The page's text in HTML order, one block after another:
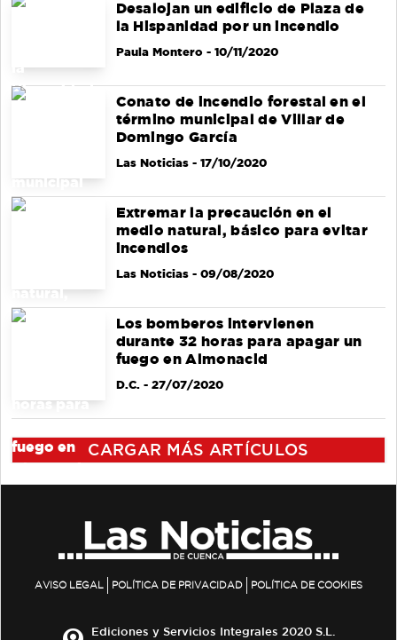
Desalojan un edificio de Plaza de
la Hispanidad por un incendio
Paula Montero- 10/11/2020
Conato de incendio forestal en el
término municipal de Villar de
Domingo García
Las Noticias- 17/10/2020
Extremar la precaución en el
medio natural, básico para evitar
incendios
Las Noticias- 09/08/2020
Los bomberos intervienen
durante 32 horas para apagar un
fuego en Almonacid
D.C.- 27/07/2020
CARGAR MÁS ARTÍCULOS
AVISO LEGAL POLÍTICA DE PRIVACIDAD POLÍTICA DE COOKIES
Ediciones y Servicios Integrales 2020 S.L.